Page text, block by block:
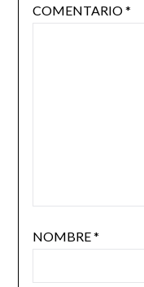
COMENTARIO*
NOMBRE*